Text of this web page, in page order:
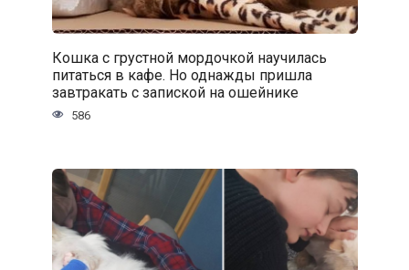
Кошка с грустной мордочкой научилась
питаться в кафе. Но однажды пришла
завтракать с запиской на ошейнике
586